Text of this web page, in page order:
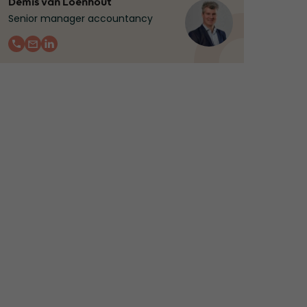
Senior manager accountancy